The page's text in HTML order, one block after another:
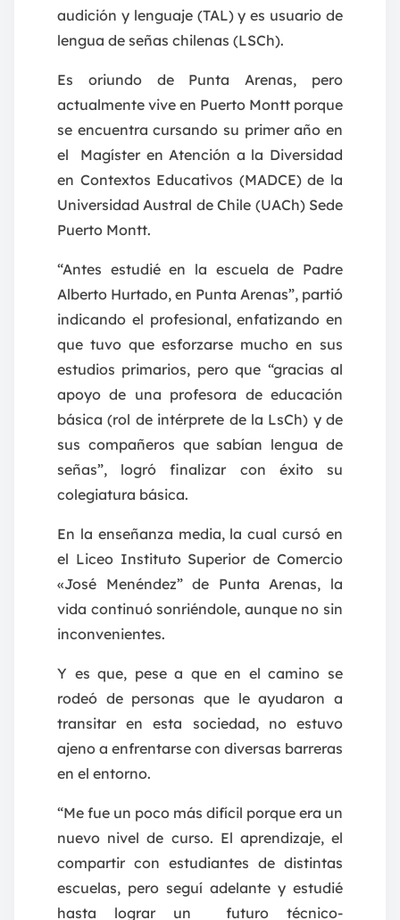
audición y lenguaje (TAL) y es usuario de
lengua de señas chilenas (LSCh).
Es oriundo de Punta Arenas, pero
actualmente vive en Puerto Montt porque
se encuentra cursando su primer año en
el Magíster en Atención a la Diversidad
en Contextos Educativos (MADCE) de la
Universidad Austral de Chile (UACh) Sede
Puerto Montt.
“Antes estudié en la escuela de Padre
Alberto Hurtado, en Punta Arenas”, partió
indicando el profesional, enfatizando en
que tuvo que esforzarse mucho en sus
estudios primarios, pero que “gracias al
apoyo de una profesora de educación
básica (rol de intérprete de la LsCh) y de
sus compañeros que sabían lengua de
señas”, logró finalizar con éxito su
colegiatura básica.
En la enseñanza media, la cual cursó en
el Liceo Instituto Superior de Comercio
«José Menéndez” de Punta Arenas, la
vida continuó sonriéndole, aunque no sin
inconvenientes.
Y es que, pese a que en el camino se
rodeó de personas que le ayudaron a
transitar en esta sociedad, no estuvo
ajeno a enfrentarse con diversas barreras
en el entorno.
“Me fue un poco más difícil porque era un
nuevo nivel de curso. El aprendizaje, el
compartir con estudiantes de distintas
escuelas, pero seguí adelante y estudié
hasta lograr un futuro técnico-